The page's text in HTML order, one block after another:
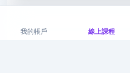
我的帳戶 線上課程